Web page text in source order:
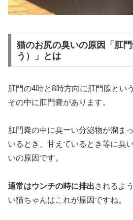
猫のお尻の臭いの原因「肛
う）」とは
肛門の4時と8時方向に肛門腺とい
その中に肛門嚢があります。
肛門嚢の中に臭ーい分泌物が溜ま
いるとき、甘えているとき等に臭
いの原因です。
通常はウンチの時に排出されるよ
い猫ちゃんはこれが原因ですね。